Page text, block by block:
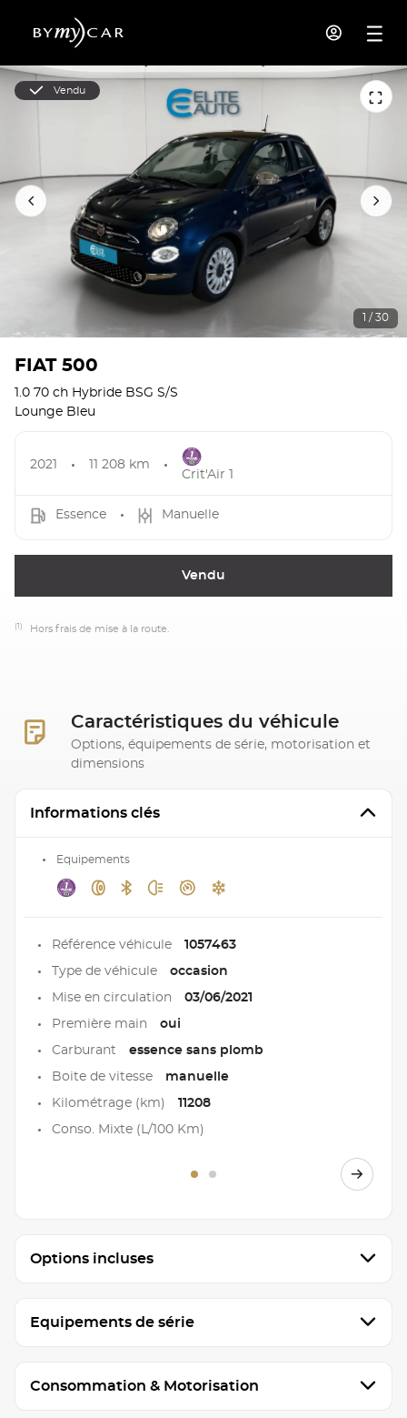
Vendu
1 / 30
FIAT 500
1.0 70 ch Hybride BSG S/S
Lounge Bleu
2021 11 208 km
Crit'Air 1
Essence Manuelle
Vendu
(1) Hors frais de mise à la route.
Caractéristiques du véhicule
Options, équipements de série, motorisation et
dimensions
Informations clés
Equipements
Référence véhicule 1057463
Type de véhicule occasion
Mise en circulation 03/06/2021
Première main oui
Carburant essence sans plomb
Boite de vitesse manuelle
Kilométrage (km) 11208
Conso. Mixte (L/100 Km)
Options incluses
Equipements de série
Consommation & Motorisation